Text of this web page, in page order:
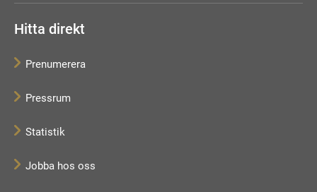
Hitta direkt
Prenumerera
Pressrum
Statistik
Jobba hos oss